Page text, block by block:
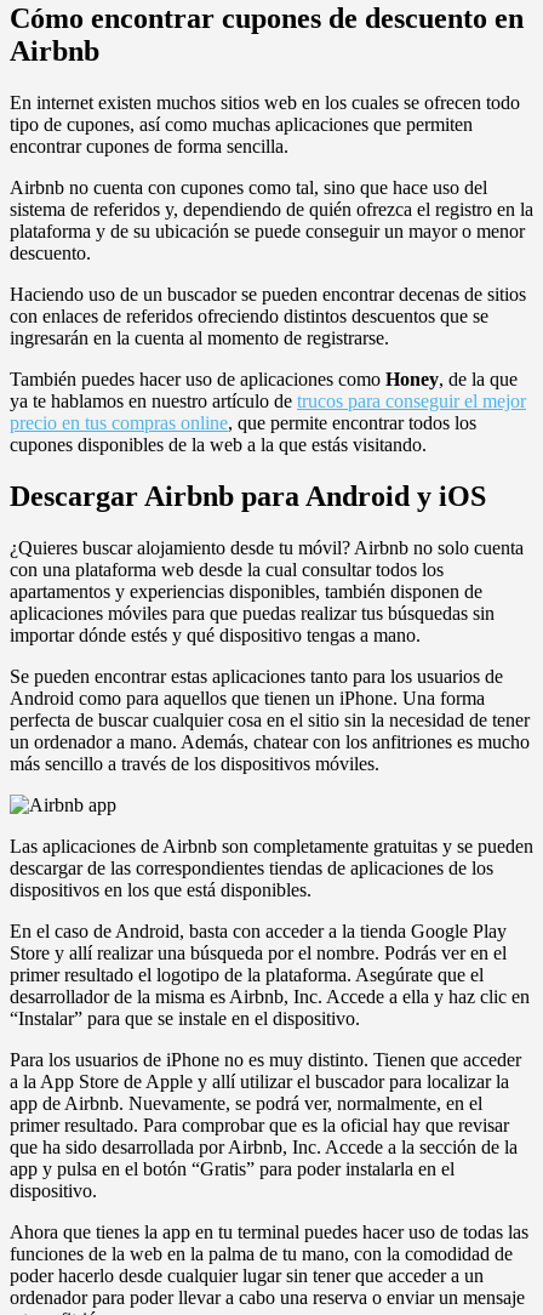
Cómo encontrar cupones de descuento en
Airbnb
En internet existen muchos sitios web en los cuales se ofrecen todo
tipo de cupones, así como muchas aplicaciones que permiten
encontrar cupones de forma sencilla.
Airbnb no cuenta con cupones como tal, sino que hace uso del
sistema de referidos y, dependiendo de quién ofrezca el registro en la
plataforma y de su ubicación se puede conseguir un mayor o menor
descuento.
Haciendo uso de un buscador se pueden encontrar decenas de sitios
con enlaces de referidos ofreciendo distintos descuentos que se
ingresarán en la cuenta al momento de registrarse.
También puedes hacer uso de aplicaciones como Honey, de la que
ya te hablamos en nuestro artículo de trucos para conseguir el mejor
precio en tus compras online, que permite encontrar todos los
cupones disponibles de la web a la que estás visitando.
Descargar Airbnb para Android y iOS
¿Quieres buscar alojamiento desde tu móvil? Airbnb no solo cuenta
con una plataforma web desde la cual consultar todos los
apartamentos y experiencias disponibles, también disponen de
aplicaciones móviles para que puedas realizar tus búsquedas sin
importar dónde estés y qué dispositivo tengas a mano.
Se pueden encontrar estas aplicaciones tanto para los usuarios de
Android como para aquellos que tienen un iPhone. Una forma
perfecta de buscar cualquier cosa en el sitio sin la necesidad de tener
un ordenador a mano. Además, chatear con los anfitriones es mucho
más sencillo a través de los dispositivos móviles.
Las aplicaciones de Airbnb son completamente gratuitas y se pueden
descargar de las correspondientes tiendas de aplicaciones de los
dispositivos en los que está disponibles.
En el caso de Android, basta con acceder a la tienda Google Play
Store y allí realizar una búsqueda por el nombre. Podrás ver en el
primer resultado el logotipo de la plataforma. Asegúrate que el
desarrollador de la misma es Airbnb, Inc. Accede a ella y haz clic en
“Instalar” para que se instale en el dispositivo.
Para los usuarios de iPhone no es muy distinto. Tienen que acceder
a la App Store de Apple y allí utilizar el buscador para localizar la
app de Airbnb. Nuevamente, se podrá ver, normalmente, en el
primer resultado. Para comprobar que es la oficial hay que revisar
que ha sido desarrollada por Airbnb, Inc. Accede a la sección de la
app y pulsa en el botón “Gratis” para poder instalarla en el
dispositivo.
Ahora que tienes la app en tu terminal puedes hacer uso de todas las
funciones de la web en la palma de tu mano, con la comodidad de
poder hacerlo desde cualquier lugar sin tener que acceder a un
ordenador para poder llevar a cabo una reserva o enviar un mensaje